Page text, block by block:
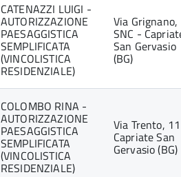
CATENAZZI LUIGI -
AUTORIZZAZIONE
PAESAGGISTICA
SEMPLIFICATA
(VINCOLISTICA
RESIDENZIALE)
Via Grignano,
SNC -
San Gervasio
(BG)
COLOMBO RINA -
AUTORIZZAZIONE
PAESAGGISTICA
SEMPLIFICATA
(VINCOLISTICA
RESIDENZIALE)
Via Trento,
Capriate San
Gervasio (BG)